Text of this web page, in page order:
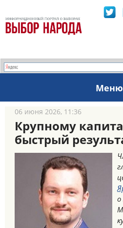
Меню
06 июня 2026, 11:36
Крупному
быстрый
о